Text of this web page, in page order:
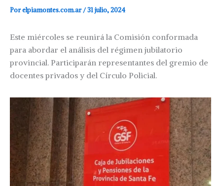
Porelpiamontes.com.ar/31 julio, 2024
Este miércoles se reunirá la Comisión conformada
para abordar el análisis del régimen jubilatorio
provincial. Participarán representantes del gremio de
docentes privados y del Círculo Policial.